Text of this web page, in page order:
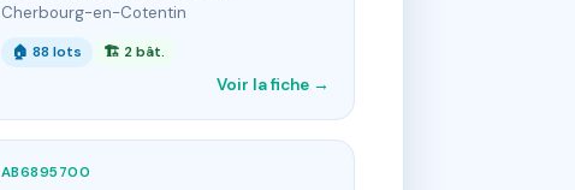
Cherbourg-en-Cotentin
🏠 88 lots 🏗 2 bât.
Voir la fiche →
AB6895700